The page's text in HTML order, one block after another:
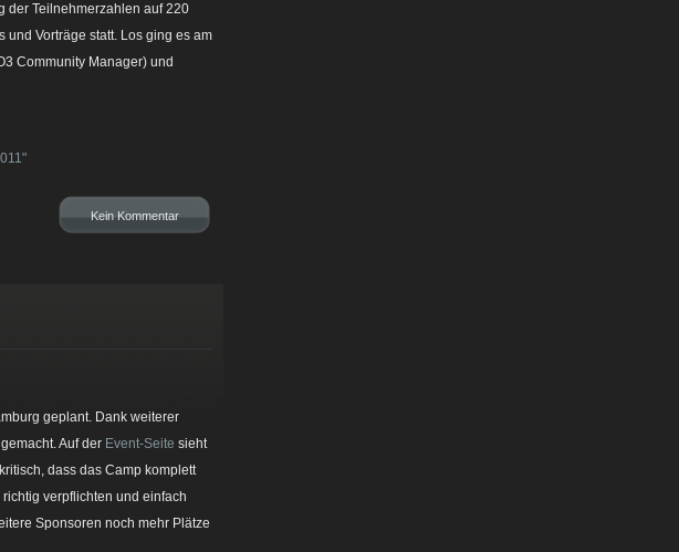
der Teilnehmerzahlen auf 220
Vorträge statt. Los ging es am
Community Manager) und
Kein Kommentar
geplant. Dank weiterer
Auf der Event-Seite sieht
dass das Camp komplett
verpflichten und einfach
Sponsoren noch mehr Plätze